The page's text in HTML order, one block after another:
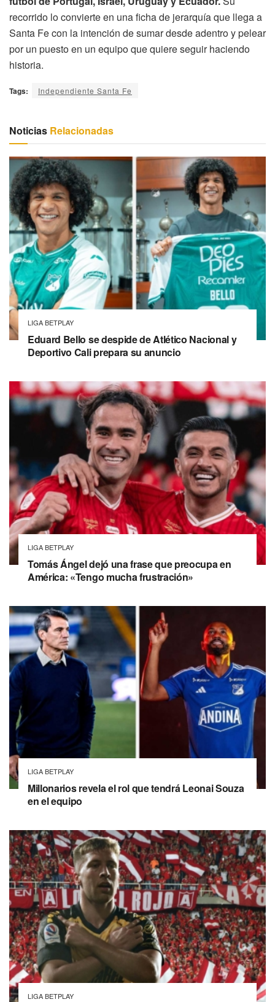
recorrido lo convierte en una ficha de jerarquía que llega a
Santa Fe con la intención de sumar desde adentro y pelear
por un puesto en un equipo que quiere seguir haciendo
historia.
Tags: Independiente Santa Fe
Noticias Relacionadas
LIGA BETPLAY
Eduard Bello se despide de Atlético Nacional y
Deportivo Cali prepara su anuncio
LIGA BETPLAY
Tomás Ángel dejó una frase que preocupa en
América: «Tengo mucha frustración»
LIGA BETPLAY
Millonarios revela el rol que tendrá Leonai Souza
en el equipo
LIGA BETPLAY